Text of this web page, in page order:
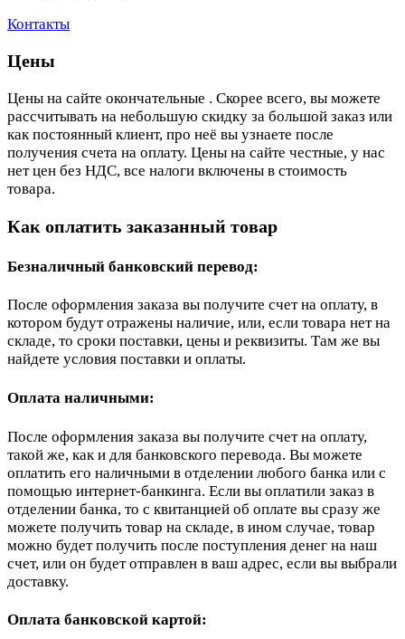
Контакты
Цены
Цены на сайте окончательные . Скорее всего, вы можете
рассчитывать на небольшую скидку за большой заказ или
как постоянный клиент, про неё вы узнаете после
получения счета на оплату. Цены на сайте честные, у нас
нет цен без НДС, все налоги включены в стоимость
товара.
Как оплатить заказанный товар
Безналичный банковский перевод:
После оформления заказа вы получите счет на оплату, в
котором будут отражены наличие, или, если товара нет на
складе, то сроки поставки, цены и реквизиты. Там же вы
найдете условия поставки и оплаты.
Оплата наличными:
После оформления заказа вы получите счет на оплату,
такой же, как и для банковского перевода. Вы можете
оплатить его наличными в отделении любого банка или с
помощью интернет-банкинга. Если вы оплатили заказ в
отделении банка, то с квитанцией об оплате вы сразу же
можете получить товар на складе, в ином случае, товар
можно будет получить после поступления денег на наш
счет, или он будет отправлен в ваш адрес, если вы выбрали
доставку.
Оплата банковской картой: